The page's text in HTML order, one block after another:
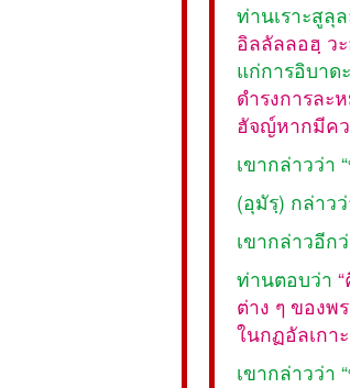
ท่านเราะสูลุ
อิลลัลลอฮฺ ว
แก่การอิบา
ดำรงการละ
ฮัจญ์หากมีค
เขากล่าวว่า
(อุมัรฺ) กล่าว
เขากล่าวอีก
ท่านตอบว่า
ต่าง ๆ ของพ
ในกฏอัลเกา
เขากล่าวว่า